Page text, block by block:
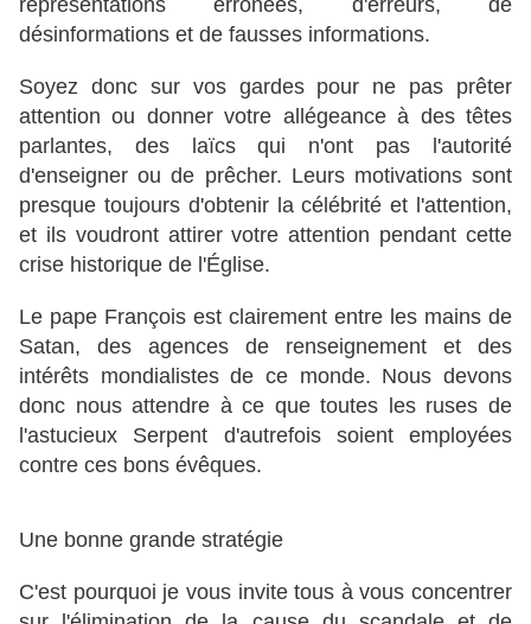
désinformations et de fausses informations.
Soyez donc sur vos gardes pour ne pas prêter
attention ou donner votre allégeance à des têtes
parlantes, des laïcs qui n'ont pas l'autorité
d'enseigner ou de prêcher. Leurs motivations sont
presque toujours d'obtenir la célébrité et l'attention,
et ils voudront attirer votre attention pendant cette
crise historique de l'Église.
Le pape François est clairement entre les mains de
Satan, des agences de renseignement et des
intérêts mondialistes de ce monde. Nous devons
donc nous attendre à ce que toutes les ruses de
l'astucieux Serpent d'autrefois soient employées
contre ces bons évêques.
Une bonne grande stratégie
C'est pourquoi je vous invite tous à vous concentrer